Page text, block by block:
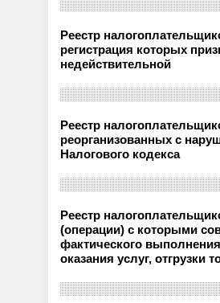
Реестр
регистрация которых
недействительной
Реестр
реорганизованных с
Налогового кодекса
Реестр
(операции) с которыми
фактического
оказания услуг, отгрузки